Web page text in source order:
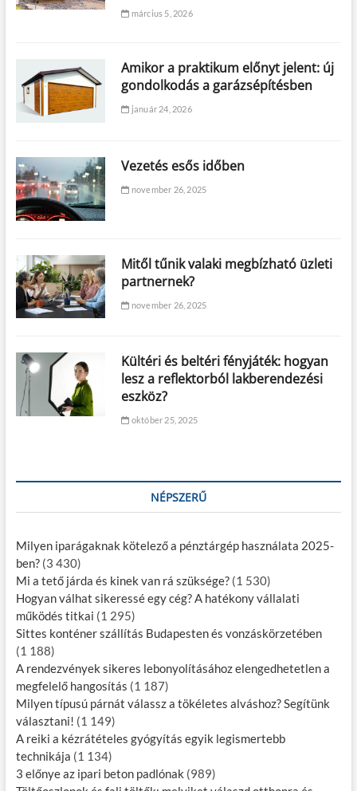
március 5, 2026
Amikor a praktikum előnyt jelent: új
gondolkodás a garázsépítésben
január 24, 2026
Vezetés esős időben
november 26, 2025
Mitől tűnik valaki megbízható üzleti
partnernek?
november 26, 2025
Kültéri és beltéri fényjáték: hogyan
lesz a reflektorból lakberendezési
eszköz?
október 25, 2025
NÉPSZERŰ
Milyen iparágaknak kötelező a pénztárgép használata 2025-
ben? (3 430)
Mi a tető járda és kinek van rá szüksége? (1 530)
Hogyan válhat sikeressé egy cég? A hatékony vállalati
működés titkai (1 295)
Sittes konténer szállítás Budapesten és vonzáskörzetében
(1 188)
A rendezvények sikeres lebonyolításához elengedhetetlen a
megfelelő hangosítás (1 187)
Milyen típusú párnát válassz a tökéletes alváshoz? Segítünk
választani! (1 149)
A reiki a kézrátételes gyógyítás egyik legismertebb
technikája (1 134)
3 előnye az ipari beton padlónak (989)